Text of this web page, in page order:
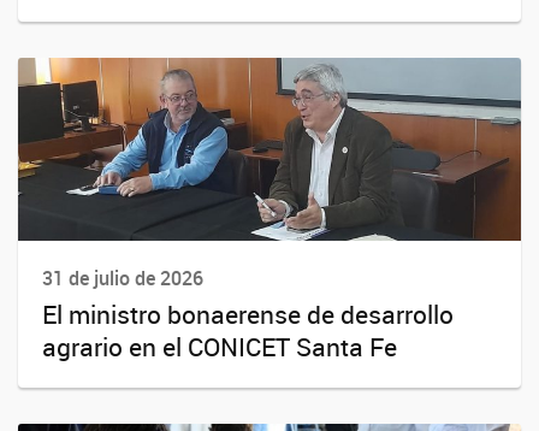
31 de julio de 2026
El ministro bonaerense de desarrollo
agrario en el CONICET Santa Fe